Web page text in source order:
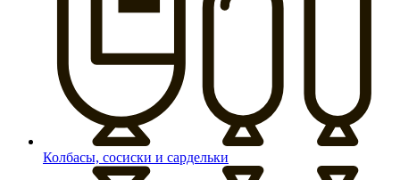
Колбасы, сосиски и сардельки